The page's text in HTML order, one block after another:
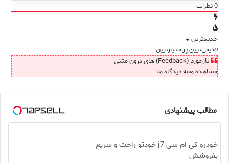
0نظرات
جدیدترین
قدیمی‌ترینپرامتیازترین
بازخورد (Feedback) های درون متنی
مشاهده همه دیدگاه ها
مطالب پیشنهادی
خودرو کی ام سی j7 خودتو راحت و سریع
بفروشش